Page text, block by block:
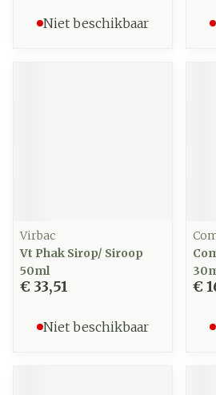
Niet beschikbaar
Virbac
Vt Phak Sirop/ Siroop
50ml
€ 33,51
Niet beschikbaar
€